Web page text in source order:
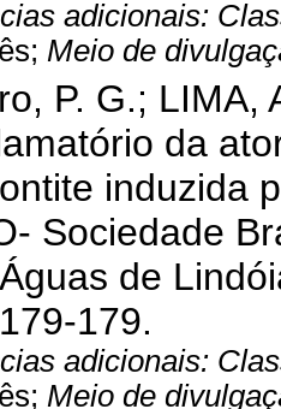
adicionais:
Meio de
P. G.; LIMA,
da
induzida
Sociedade
de
179.
adicionais:
Meio de